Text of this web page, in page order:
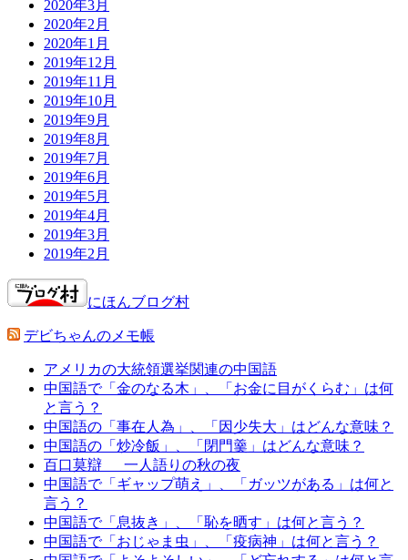
2020年3月
2020年2月
2020年1月
2019年12月
2019年11月
2019年10月
2019年9月
2019年8月
2019年7月
2019年6月
2019年5月
2019年4月
2019年3月
2019年2月
にほんブログ村
デビちゃんのメモ帳
アメリカの大統領選挙関連の中国語
中国語で「金のなる木」、「お金に目がくらむ」は何
と言う？
中国語の「事在人為」、「因少失大」はどんな意味？
中国語の「炒冷飯」、「閉門羹」はどんな意味？
百口莫辯 一人語りの秋の夜
中国語で「ギャップ萌え」、「ガッツがある」は何と
言う？
中国語で「息抜き」、「恥を晒す」は何と言う？
中国語で「おじゃま虫」、「疫病神」は何と言う？